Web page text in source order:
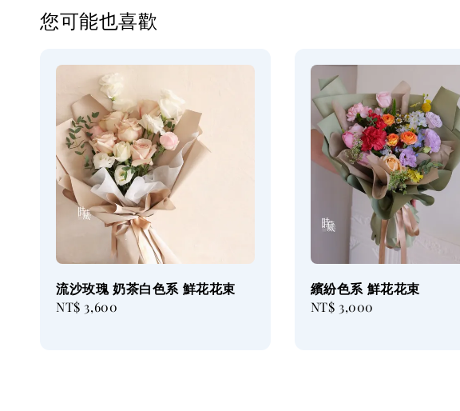
您可能也喜歡
流沙玫瑰 奶茶白色系 鮮花花束
Regular
NT$ 3,600
繽紛色系 鮮花花束
Regular
NT$ 3,000